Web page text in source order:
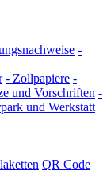
-
- Zollpapiere -
und Vorschriften -
und Werkstatt
QR Code